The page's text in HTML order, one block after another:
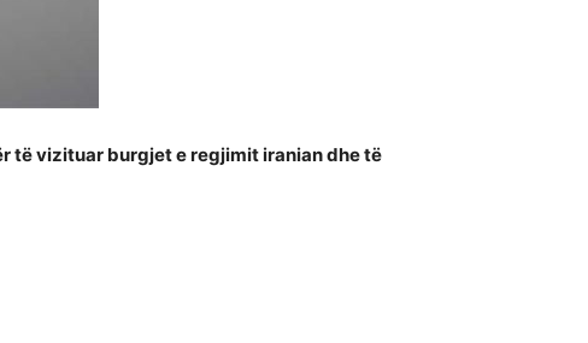
të vizituar burgjet e regjimit iranian dhe të